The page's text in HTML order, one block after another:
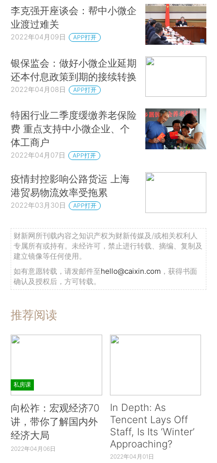
李克强开座谈会：帮中小微企
业渡过难关
2022年04月09日 APP打开
银保监会：做好小微企业延期
还本付息政策到期的接续转换
2022年04月08日 APP打开
特困行业二季度缓缴养老保险
费 重点支持中小微企业、个
体工商户
2022年04月07日 APP打开
疫情封控影响公路货运 上海
港贸易物流效率受拖累
2022年03月30日 APP打开
财新网所刊载内容之知识产权为财新传媒及/或相关权利人
专属所有或持有。未经许可，禁止进行转载、摘编、复制及
建立镜像等任何使用。
如有意愿转载，请发邮件至hello@caixin.com ，获得书面
确认及授权后，方可转载。
推荐阅读
私房课
向松祚：宏观经济70
讲，带你了解国内外
经济大局
2022年04月06日
In Depth: As
Tencent Lays Off
Staff, Is Its ‘Winter’
Approaching?
2022年04月01日